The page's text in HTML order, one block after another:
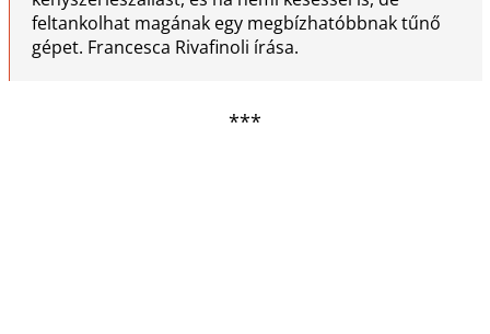
feltankolhat magának egy megbízhatóbbnak tűnő
gépet. Francesca Rivafinoli írása.
***